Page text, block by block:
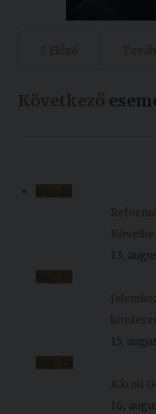
Előző
Következő
13,
15,
Károli
16,